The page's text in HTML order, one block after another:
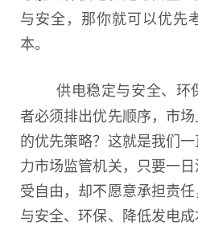
与安全，那你就可以优先
本。
供电稳定与安全、环
者必须排出优先顺序，市
的优先策略？这就是我们
力市场监管机关，只要一
受自由，却不愿意承担责
与安全、环保、降低发电